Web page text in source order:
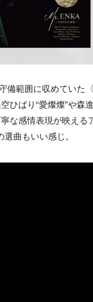
備範囲に収めていた
ひばり“愛燦燦”や森
な感情表現が映え
選曲もいい感じ。